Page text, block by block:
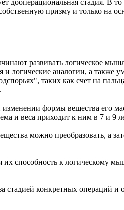
призму и только на
развивать логическое
и логические аналогии, а также
таких как счет на
формы вещества его
и веса приходит к ним в 7 и 9
можно преобразовать, а
их способность к логическому
конкретных операций и